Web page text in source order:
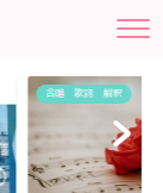
合唱 歌詞 解釈